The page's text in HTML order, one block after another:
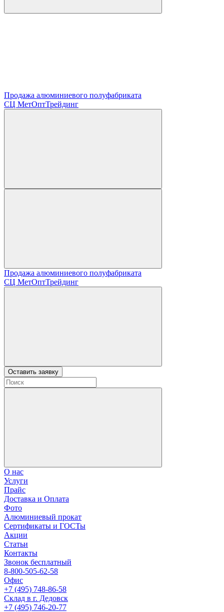
Продажа алюминиевого полуфабриката
СЦ МетОптТрейдинг
Продажа алюминиевого полуфабриката
СЦ МетОптТрейдинг
Оставить заявку
О нас
Услуги
Прайс
Доставка и Оплата
Фото
Алюминиевый прокат
Сертификаты и ГОСТы
Акции
Статьи
Контакты
Звонок бесплатный
8-800-505-62-58
Офис
+7 (495) 748-86-58
Склад в г. Дедовск
+7 (495) 746-20-77